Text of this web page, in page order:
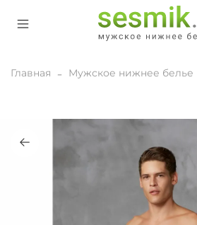
Главная Мужское нижнее белье